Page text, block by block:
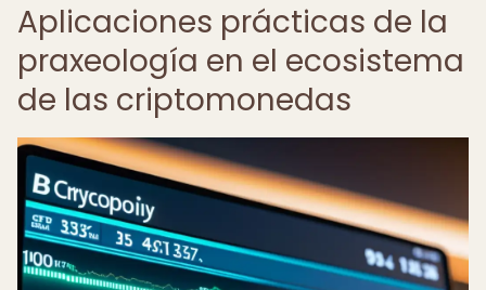
Aplicaciones prácticas de la
praxeología en el ecosistema
de las criptomonedas